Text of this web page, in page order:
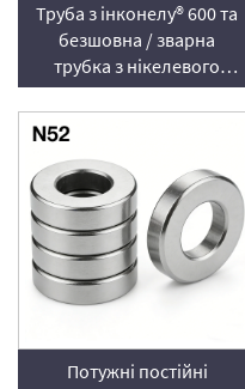
Труба з інконелу® 600 та
безшовна / зварна
трубка з нікелевого
сплаву 600 — UNS N06600
Потужні постійні